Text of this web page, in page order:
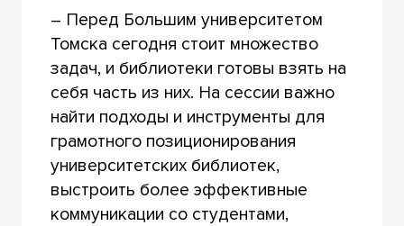
– Перед Большим университетом
Томска сегодня стоит множество
задач, и библиотеки готовы взять на
себя часть из них. На сессии важно
найти подходы и инструменты для
грамотного позиционирования
университетских библиотек,
выстроить более эффективные
коммуникации со студентами,